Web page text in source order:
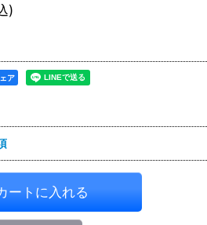
)
ア
ートに入れる